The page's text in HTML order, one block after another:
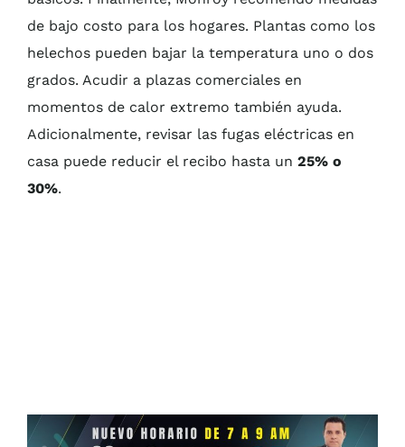
de bajo costo para los hogares. Plantas como los
helechos pueden bajar la temperatura uno o dos
grados. Acudir a plazas comerciales en
momentos de calor extremo también ayuda.
Adicionalmente, revisar las fugas eléctricas en
casa puede reducir el recibo hasta un 25% o
30%.